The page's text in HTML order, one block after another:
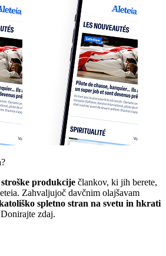
produkcije člankov, ki jih berete,
Zahvaljujoč davčnim olajšavam
spletno stran na svetu in hkrati
Donirajte zdaj.